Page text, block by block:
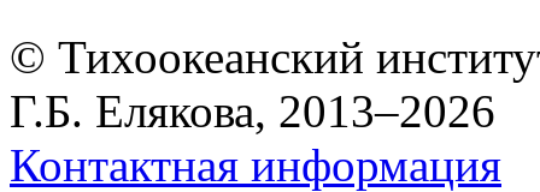
© Тихоокеанский
Г.Б. Елякова, 2013–2026
Контактная информация